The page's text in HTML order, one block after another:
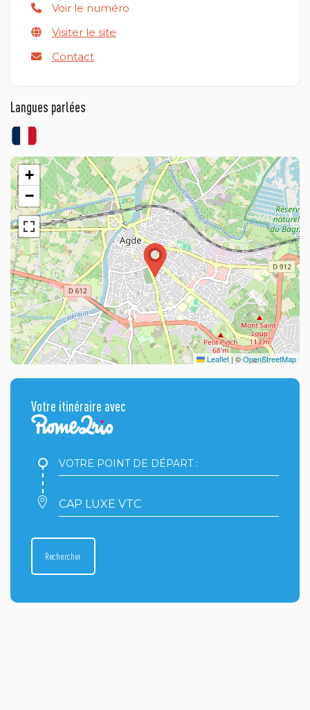
Voir le numéro
Visiter le site
Contact
Langues parlées
+
−
Leaflet |©OpenStreetMap
Votre itinéraire avec
Votre
:Votre
:
Rechercher